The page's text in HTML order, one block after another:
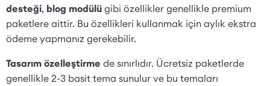
desteği, blog modülü gibi özellikler genellikle premium
paketlere aittir. Bu özellikleri kullanmak için aylık ekstra
ödeme yapmanız gerekebilir.
Tasarım özelleştirme de sınırlıdır. Ücretsiz paketlerde
genellikle 2-3 basit tema sunulur ve bu temaları